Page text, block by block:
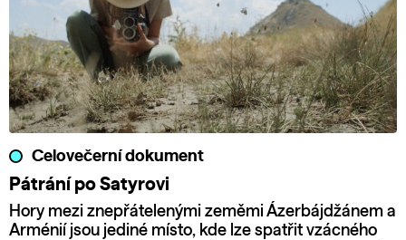
Celovečerní dokument
Pátrání po Satyrovi
Hory mezi znepřátelenými zeměmi Ázerbájdžánem a
Arménií jsou jediné místo, kde lze spatřit vzácného